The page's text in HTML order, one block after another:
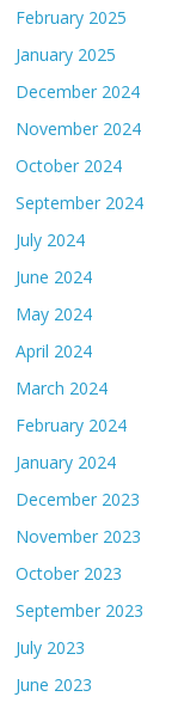
February 2025
January 2025
December 2024
November 2024
October 2024
September 2024
July 2024
June 2024
May 2024
April 2024
March 2024
February 2024
January 2024
December 2023
November 2023
October 2023
September 2023
July 2023
June 2023